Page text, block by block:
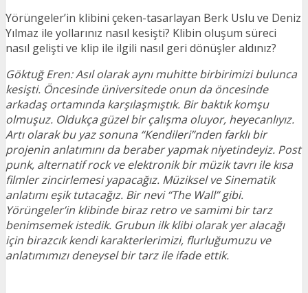
Yörüngeler’in klibini çeken-tasarlayan Berk Uslu ve Deniz
Yılmaz ile yollarınız nasıl kesişti? Klibin oluşum süreci
nasıl gelişti ve klip ile ilgili nasıl geri dönüşler aldınız?
Göktuğ Eren: Asıl olarak aynı muhitte birbirimizi bulunca
kesişti. Öncesinde üniversitede onun da öncesinde
arkadaş ortamında karşılaşmıştık. Bir baktık komşu
olmuşuz. Oldukça güzel bir çalışma oluyor, heyecanlıyız.
Artı olarak bu yaz sonuna “Kendileri”nden farklı bir
projenin anlatımını da beraber yapmak niyetindeyiz. Post
punk, alternatif rock ve elektronik bir müzik tavrı ile kısa
filmler zincirlemesi yapacağız. Müziksel ve Sinematik
anlatımı eşik tutacağız. Bir nevi “The Wall” gibi.
Yörüngeler’in klibinde biraz retro ve samimi bir tarz
benimsemek istedik. Grubun ilk klibi olarak yer alacağı
için birazcık kendi karakterlerimizi, flurluğumuzu ve
anlatımımızı deneysel bir tarz ile ifade ettik.